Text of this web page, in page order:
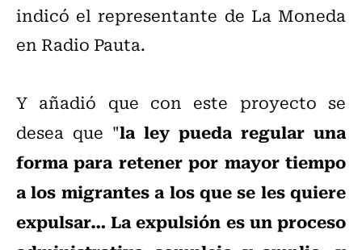
indicó el representante de La Moneda
en Radio Pauta.
Y añadió que con este proyecto se
desea que "la ley pueda regular una
forma para retener por mayor tiempo
a los migrantes a los que se les quiere
expulsar… La expulsión es un proceso